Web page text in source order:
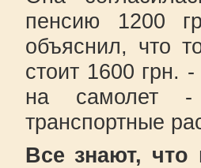
пенсию 1200
объяснил, что
стоит 1600 грн.
на самолет
транспортные
Все знают, что